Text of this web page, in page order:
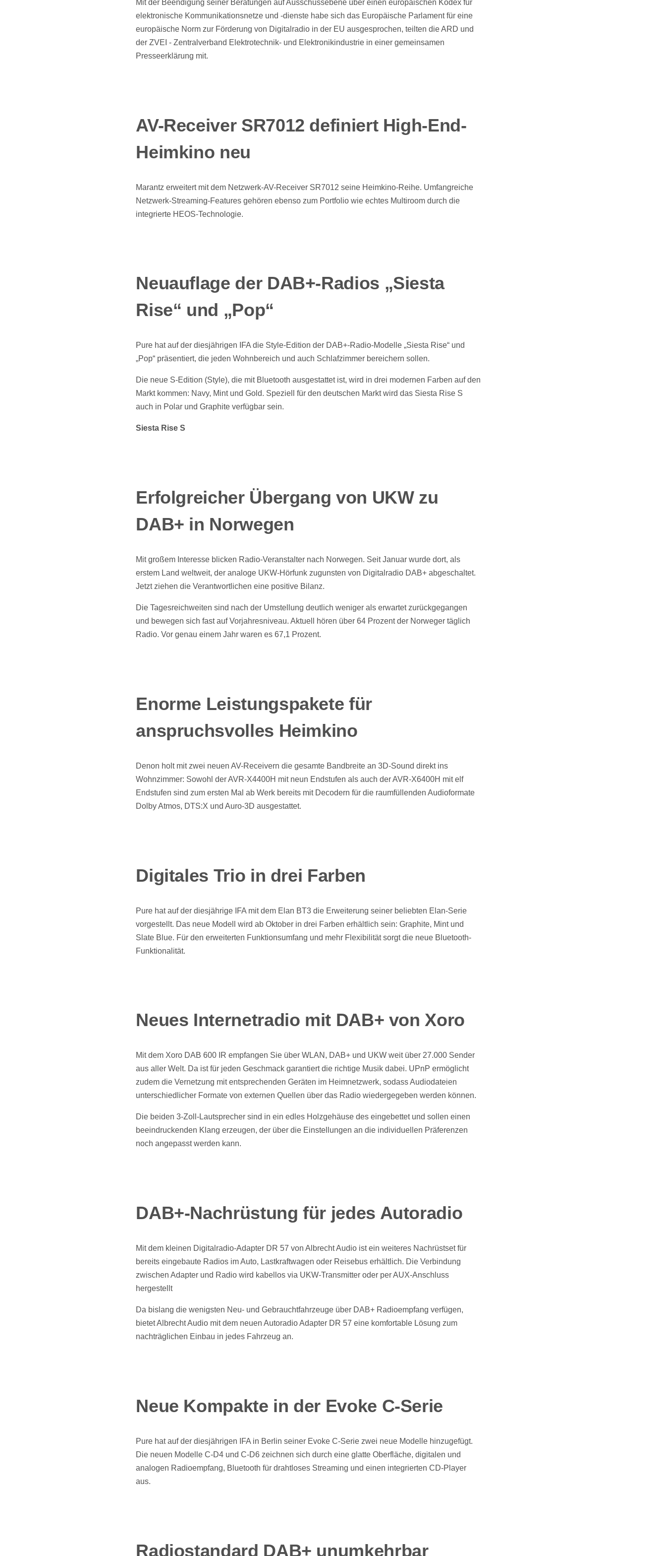
Mit der Beendigung seiner Beratungen auf Ausschussebene über einen europäischen Kodex für
elektronische Kommunikationsnetze und -dienste habe sich das Europäische Parlament für eine
europäische Norm zur Förderung von Digitalradio in der EU ausgesprochen, teilten die ARD und
der ZVEI - Zentralverband Elektrotechnik- und Elektronikindustrie in einer gemeinsamen
Presseerklärung mit.
AV-Receiver SR7012 definiert High-End-
Heimkino neu
Marantz erweitert mit dem Netzwerk-AV-Receiver SR7012 seine Heimkino-Reihe. Umfangreiche
Netzwerk-Streaming-Features gehören ebenso zum Portfolio wie echtes Multiroom durch die
integrierte HEOS-Technologie.
Neuauflage der DAB+-Radios „Siesta
Rise“ und „Pop“
Pure hat auf der diesjährigen IFA die Style-Edition der DAB+-Radio-Modelle „Siesta Rise“ und
„Pop“ präsentiert, die jeden Wohnbereich und auch Schlafzimmer bereichern sollen.
Die neue S-Edition (Style), die mit Bluetooth ausgestattet ist, wird in drei modernen Farben auf den
Markt kommen: Navy, Mint und Gold. Speziell für den deutschen Markt wird das Siesta Rise S
auch in Polar und Graphite verfügbar sein.
Siesta Rise S
Erfolgreicher Übergang von UKW zu
DAB+ in Norwegen
Mit großem Interesse blicken Radio-Veranstalter nach Norwegen. Seit Januar wurde dort, als
erstem Land weltweit, der analoge UKW-Hörfunk zugunsten von Digitalradio DAB+ abgeschaltet.
Jetzt ziehen die Verantwortlichen eine positive Bilanz.
Die Tagesreichweiten sind nach der Umstellung deutlich weniger als erwartet zurückgegangen
und bewegen sich fast auf Vorjahresniveau. Aktuell hören über 64 Prozent der Norweger täglich
Radio. Vor genau einem Jahr waren es 67,1 Prozent.
Enorme Leistungspakete für
anspruchsvolles Heimkino
Denon holt mit zwei neuen AV-Receivern die gesamte Bandbreite an 3D-Sound direkt ins
Wohnzimmer: Sowohl der AVR-X4400H mit neun Endstufen als auch der AVR-X6400H mit elf
Endstufen sind zum ersten Mal ab Werk bereits mit Decodern für die raumfüllenden Audioformate
Dolby Atmos, DTS:X und Auro-3D ausgestattet.
Digitales Trio in drei Farben
Pure hat auf der diesjährige IFA mit dem Elan BT3 die Erweiterung seiner beliebten Elan-Serie
vorgestellt. Das neue Modell wird ab Oktober in drei Farben erhältlich sein: Graphite, Mint und
Slate Blue. Für den erweiterten Funktionsumfang und mehr Flexibilität sorgt die neue Bluetooth-
Funktionalität.
Neues Internetradio mit DAB+ von Xoro
Mit dem Xoro DAB 600 IR empfangen Sie über WLAN, DAB+ und UKW weit über 27.000 Sender
aus aller Welt. Da ist für jeden Geschmack garantiert die richtige Musik dabei. UPnP ermöglicht
zudem die Vernetzung mit entsprechenden Geräten im Heimnetzwerk, sodass Audiodateien
unterschiedlicher Formate von externen Quellen über das Radio wiedergegeben werden können.
Die beiden 3-Zoll-Lautsprecher sind in ein edles Holzgehäuse des eingebettet und sollen einen
beeindruckenden Klang erzeugen, der über die Einstellungen an die individuellen Präferenzen
noch angepasst werden kann.
DAB+-Nachrüstung für jedes Autoradio
Mit dem kleinen Digitalradio-Adapter DR 57 von Albrecht Audio ist ein weiteres Nachrüstset für
bereits eingebaute Radios im Auto, Lastkraftwagen oder Reisebus erhältlich. Die Verbindung
zwischen Adapter und Radio wird kabellos via UKW-Transmitter oder per AUX-Anschluss
hergestellt
Da bislang die wenigsten Neu- und Gebrauchtfahrzeuge über DAB+ Radioempfang verfügen,
bietet Albrecht Audio mit dem neuen Autoradio Adapter DR 57 eine komfortable Lösung zum
nachträglichen Einbau in jedes Fahrzeug an.
Neue Kompakte in der Evoke C-Serie
Pure hat auf der diesjährigen IFA in Berlin seiner Evoke C-Serie zwei neue Modelle hinzugefügt.
Die neuen Modelle C-D4 und C-D6 zeichnen sich durch eine glatte Oberfläche, digitalen und
analogen Radioempfang, Bluetooth für drahtloses Streaming und einen integrierten CD-Player
aus.
Radiostandard DAB+ unumkehrbar